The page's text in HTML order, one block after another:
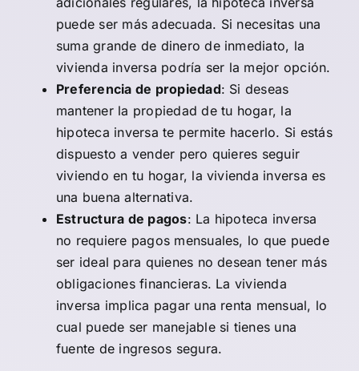
puede ser más adecuada. Si necesitas una
suma grande de dinero de inmediato, la
vivienda inversa podría ser la mejor opción.
Preferencia de propiedad: Si deseas
mantener la propiedad de tu hogar, la
hipoteca inversa te permite hacerlo. Si estás
dispuesto a vender pero quieres seguir
viviendo en tu hogar, la vivienda inversa es
una buena alternativa.
Estructura de pagos: La hipoteca inversa
no requiere pagos mensuales, lo que puede
ser ideal para quienes no desean tener más
obligaciones financieras. La vivienda
inversa implica pagar una renta mensual, lo
cual puede ser manejable si tienes una
fuente de ingresos segura.